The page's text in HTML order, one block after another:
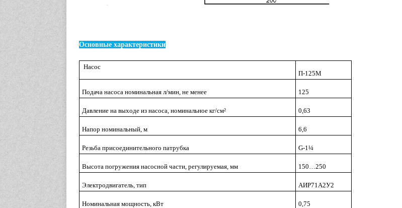
Основные характеристики
Насос
П-125М
Подача насоса номинальная л/мин, не менее 125
Давление на выходе из насоса, номинальное кг/см² 0,63
Напор номинальный, м 6,6
Резьба присоединительного патрубка G-1¼
Высота погружения насосной части, регулируемая, мм 150…250
Электродвигатель, тип АИР71А2У2
Номинальная мощность, кВт 0,75